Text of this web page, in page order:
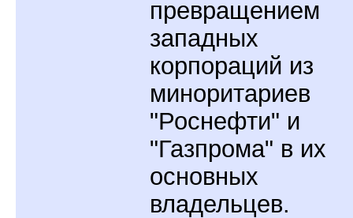
превращением
западных
корпораций из
миноритариев
"Роснефти" и
"Газпрома" в их
основных
владельцев.